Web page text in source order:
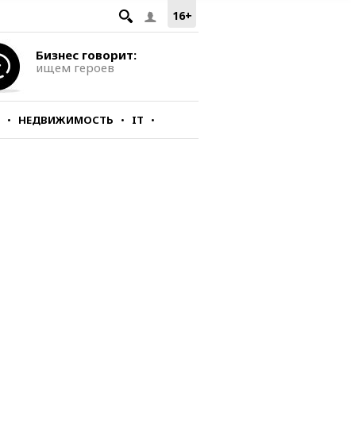
16+
Бизнес говорит:
ищем героев
НЕДВИЖИМОСТЬ IT